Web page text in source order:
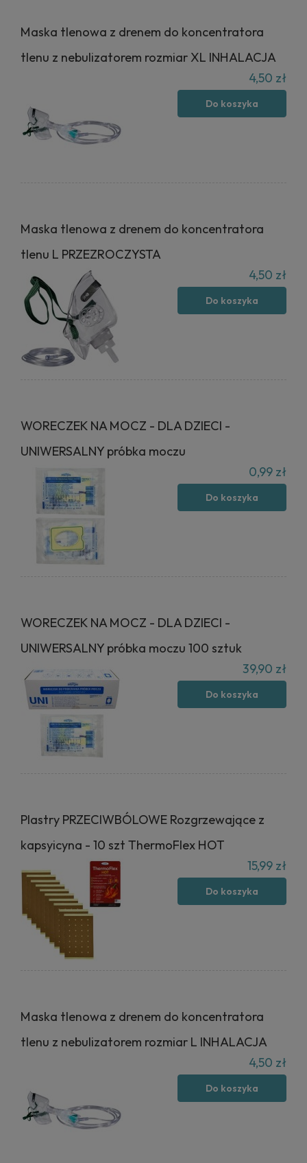
Maska tlenowa z drenem do koncentratora
tlenu z nebulizatorem rozmiar XL INHALACJA
4,50 zł
Do koszyka
Maska tlenowa z drenem do koncentratora
tlenu L PRZEZROCZYSTA
4,50 zł
Do koszyka
WORECZEK NA MOCZ - DLA DZIECI -
UNIWERSALNY próbka moczu
0,99 zł
Do koszyka
WORECZEK NA MOCZ - DLA DZIECI -
UNIWERSALNY próbka moczu 100 sztuk
39,90 zł
Do koszyka
Plastry PRZECIWBÓLOWE Rozgrzewające z
kapsyicyna - 10 szt ThermoFlex HOT
15,99 zł
Do koszyka
Maska tlenowa z drenem do koncentratora
tlenu z nebulizatorem rozmiar L INHALACJA
4,50 zł
Do koszyka